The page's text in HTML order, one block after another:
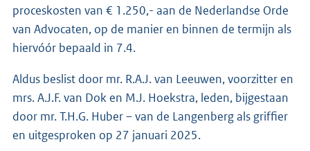
proceskosten van € 1.250,- aan de Nederlandse Orde
van Advocaten, op de manier en binnen de termijn als
hiervóór bepaald in 7.4.
Aldus beslist door mr. R.A.J. van Leeuwen, voorzitter en
mrs. A.J.F. van Dok en M.J. Hoekstra, leden, bijgestaan
door mr. T.H.G. Huber – van de Langenberg als griffier
en uitgesproken op 27 januari 2025.